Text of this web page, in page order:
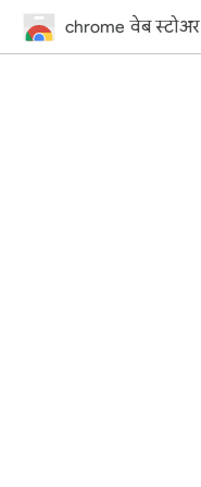
chrome वेब स्टोअर